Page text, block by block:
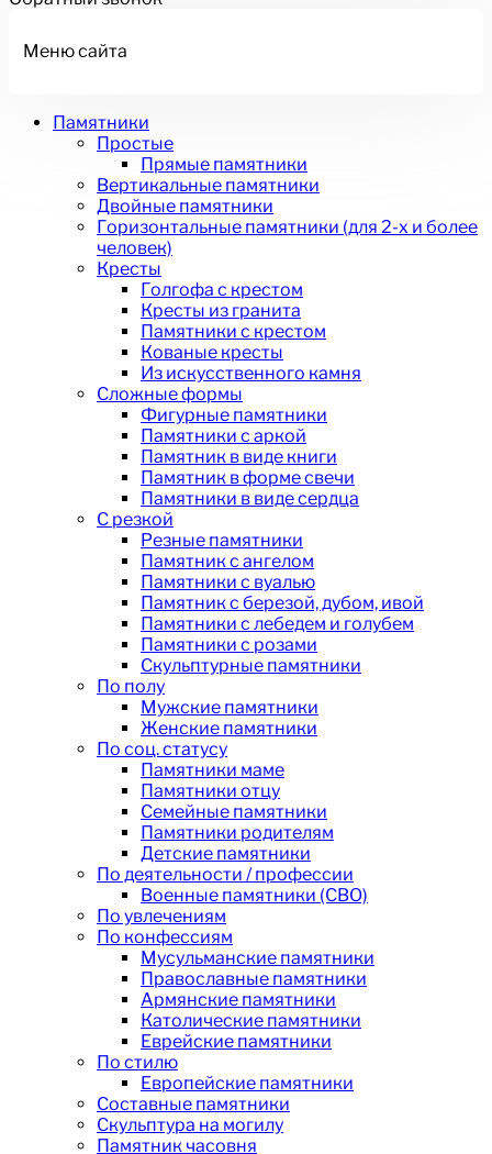
Меню сайта
Памятники
Простые
Прямые памятники
Вертикальные памятники
Двойные памятники
Горизонтальные памятники (для 2-х и более
человек)
Кресты
Голгофа с крестом
Кресты из гранита
Памятники с крестом
Кованые кресты
Из искусственного камня
Сложные формы
Фигурные памятники
Памятники с аркой
Памятник в виде книги
Памятник в форме свечи
Памятники в виде сердца
С резкой
Резные памятники
Памятник с ангелом
Памятники с вуалью
Памятник с березой, дубом, ивой
Памятники с лебедем и голубем
Памятники с розами
Скульптурные памятники
По полу
Мужские памятники
Женские памятники
По соц. статусу
Памятники маме
Памятники отцу
Семейные памятники
Памятники родителям
Детские памятники
По деятельности / профессии
Военные памятники (СВО)
По увлечениям
По конфессиям
Мусульманские памятники
Православные памятники
Армянские памятники
Католические памятники
Еврейские памятники
По стилю
Европейские памятники
Составные памятники
Скульптура на могилу
Памятник часовня